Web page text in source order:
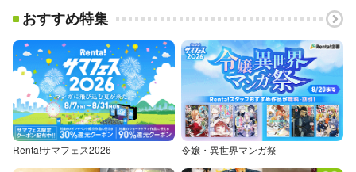
おすすめ特集
Renta!サマフェス2026 令嬢・異世界マンガ祭